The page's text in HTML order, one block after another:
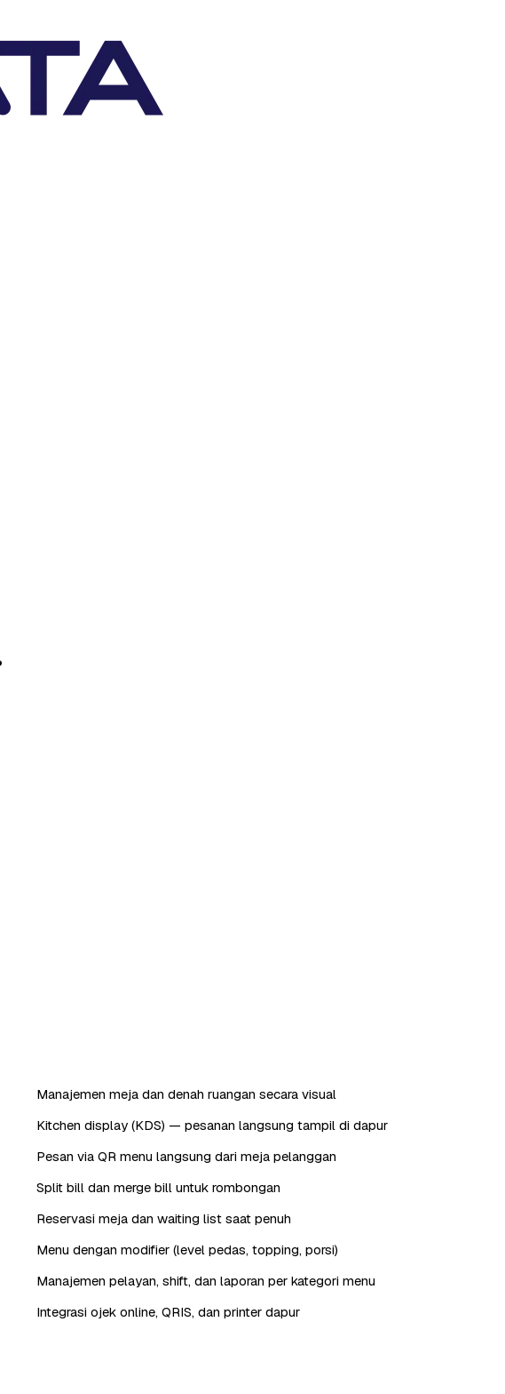
Manajemen meja dan denah ruangan secara visual
Kitchen display (KDS) — pesanan langsung tampil di dapur
Pesan via QR menu langsung dari meja pelanggan
Split bill dan merge bill untuk rombongan
Reservasi meja dan waiting list saat penuh
Menu dengan modifier (level pedas, topping, porsi)
Manajemen pelayan, shift, dan laporan per kategori menu
Integrasi ojek online, QRIS, dan printer dapur